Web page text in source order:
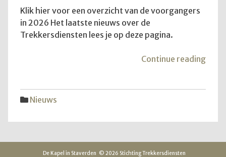
Klik hier voor een overzicht van de voorgangers
in 2026 Het laatste nieuws over de
Trekkersdiensten lees je op deze pagina.
Continue reading
Nieuws
De Kapel in Staverden © 2026 Stichting Trekkersdiensten